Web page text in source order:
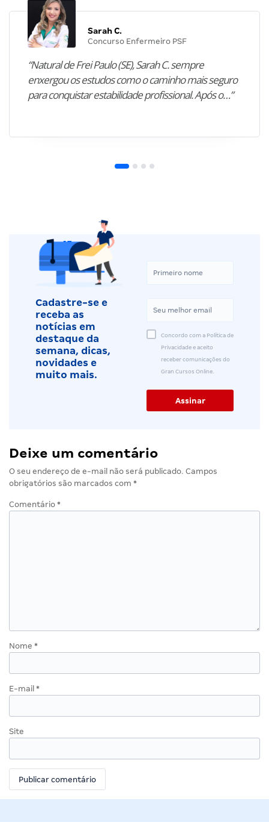
Sarah C.
Concurso Enfermeiro PSF
“Natural de Frei Paulo (SE), Sarah C. sempre
enxergou os estudos como o caminho mais seguro
para conquistar estabilidade profissional. Após o…”
Cadastre-se e
receba as
notícias em
destaque da
semana, dicas,
novidades e
muito mais.
Concordo com a Política de
Privacidade e aceito
receber comunicações do
Gran Cursos Online.
Deixe um comentário
O seu endereço de e-mail não será publicado. Campos
obrigatórios são marcados com *
Comentário *
Nome *
E-mail *
Site